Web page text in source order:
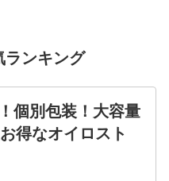
ンキング
個別包装！大容量
得なオイロスト